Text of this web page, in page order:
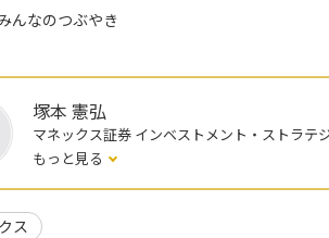
んなのつぶやき
塚本 憲弘
マネックス証券 インベストメント・ストラテ
もっと見る
ス